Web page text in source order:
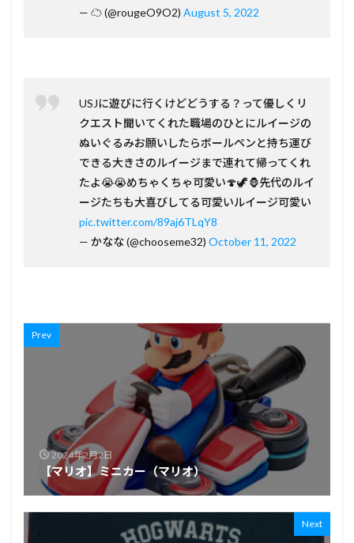
— ☁️ (@rougeO9O2) August 5, 2022
USJに遊びに行くけどどうする？って優しくリ
クエスト聞いてくれた職場のひとにルイージの
ぬいぐるみお願いしたらボールペンと持ち運び
できる大きさのルイージまで連れて帰ってくれ
たよ😭😭めちゃくちゃ可愛い🍄🦖🦍先代のルイ
ージたちも大喜びしてる可愛いルイージ可愛い
pic.twitter.com/89aj6TLqY8
— かなな (@chooseme32) October 11, 2022
Prev
2024年2月2日
【マリオ】ミニカー（マリオ）
Next